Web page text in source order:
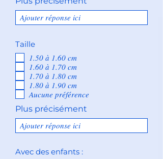
Taille
1.50 à 1.60 cm
1.60 à 1.70 cm
1.70 à 1.80 cm
1.80 à 1.90 cm
Aucune préférence
Plus précisément
Avec des enfants :